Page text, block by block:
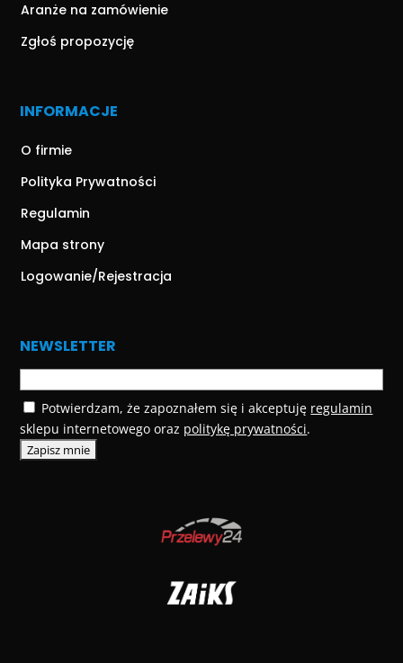
Aranże na zamówienie
Zgłoś propozycję
INFORMACJE
O firmie
Polityka Prywatności
Regulamin
Mapa strony
Logowanie/Rejestracja
NEWSLETTER
Potwierdzam, że zapoznałem się i akceptuję regulamin
sklepu internetowego oraz politykę prywatności.